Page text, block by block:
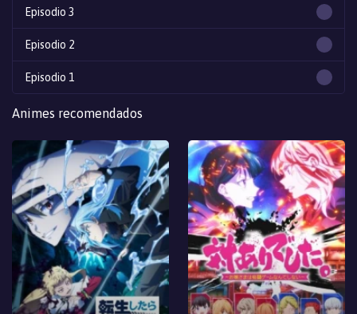
Episodio 3
Episodio 2
Episodio 1
Animes recomendados